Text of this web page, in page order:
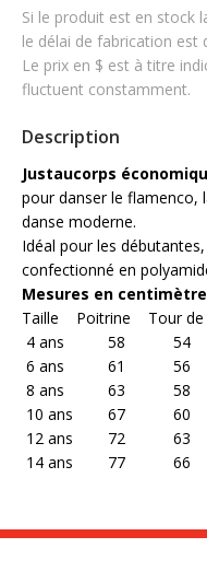
Si le produit est en stock
le délai de fabrication est
Le prix en $ est à titre
fluctuent constamment.
Description
Justaucorps
pour danser le flamenco,
danse moderne.
Idéal pour les
confectionné en
Mesures en
Taille Poitrine Tour
4 ans 58
6 ans 61
8 ans 63
10 ans 67
12 ans 72
14 ans 77